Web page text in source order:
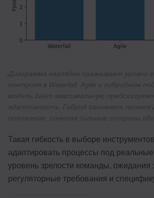
Такая гибкость в выборе
адаптировать процессы под
уровень зрелости команды, ожидания
регуляторные требования и